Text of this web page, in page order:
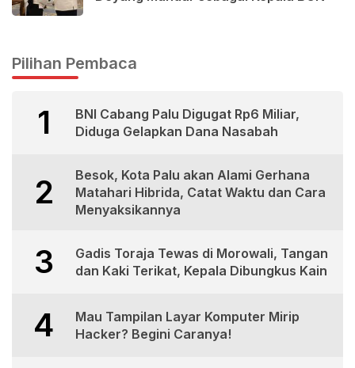
Pilihan Pembaca
1
BNI Cabang Palu Digugat Rp6 Miliar,
Diduga Gelapkan Dana Nasabah
2
Besok, Kota Palu akan Alami Gerhana
Matahari Hibrida, Catat Waktu dan Cara
Menyaksikannya
3
Gadis Toraja Tewas di Morowali, Tangan
dan Kaki Terikat, Kepala Dibungkus Kain
4
Mau Tampilan Layar Komputer Mirip
Hacker? Begini Caranya!